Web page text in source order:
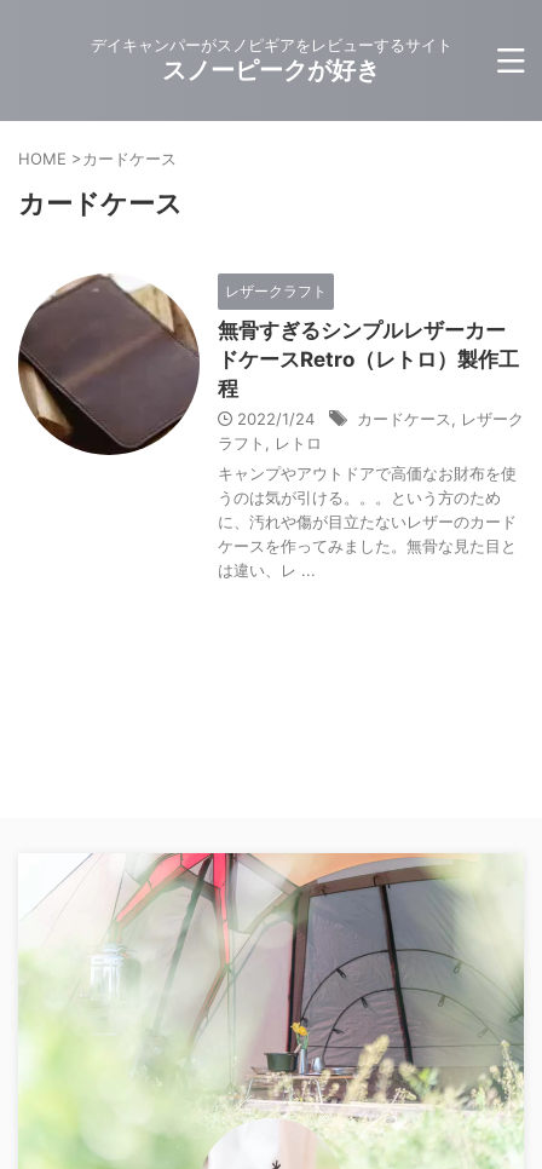
デイキャンパーがスノピギアをレビューするサイト
スノーピークが好き
HOME >カードケース
カードケース
レザークラフト
無骨すぎるシンプルレザーカー
ドケースRetro（レトロ）製作工
程
2022/1/24 カードケース
レザーク
ラフト
レトロ
キャンプやアウトドアで高価なお財布を使
うのは気が引ける。。。という方のため
に、汚れや傷が目立たないレザーのカード
ケースを作ってみました。無骨な見た目と
は違い、レ ...